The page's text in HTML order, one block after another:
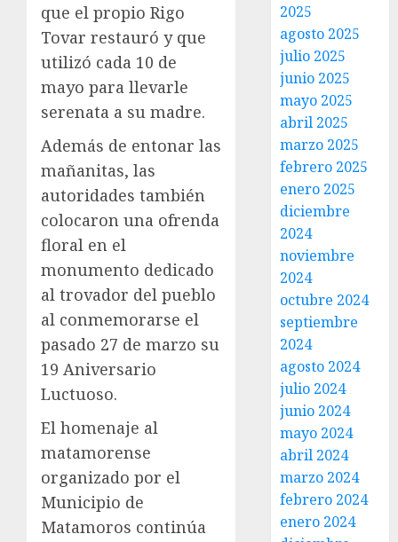
que el propio Rigo
Tovar restauró y que
utilizó cada 10 de
mayo para llevarle
serenata a su madre.
Además de entonar las
mañanitas, las
autoridades también
colocaron una ofrenda
floral en el
monumento dedicado
al trovador del pueblo
al conmemorarse el
pasado 27 de marzo su
19 Aniversario
Luctuoso.
El homenaje al
matamorense
organizado por el
Municipio de
Matamoros continúa
2025
agosto 2025
julio 2025
junio 2025
mayo 2025
abril 2025
marzo 2025
febrero 2025
enero 2025
diciembre
2024
noviembre
2024
octubre 2024
septiembre
2024
agosto 2024
julio 2024
junio 2024
mayo 2024
abril 2024
marzo 2024
febrero 2024
enero 2024